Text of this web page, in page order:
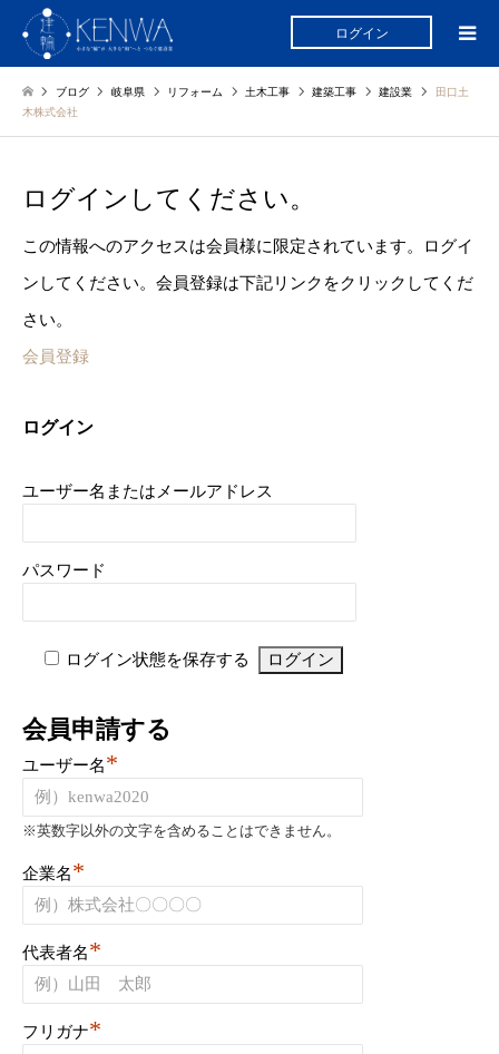
ログイン
ブログ 岐阜県 リフォーム 土木工事 建築工事 建設業
田口土
木株式会社
ログインしてください。
この情報へのアクセスは会員様に限定されています。ログイ
ンしてください。会員登録は下記リンクをクリックしてくだ
さい。
会員登録
ログイン
ユーザー名またはメールアドレス
パスワード
ログイン状態を保存する
会員申請する
ユーザー名*
※英数字以外の文字を含めることはできません。
企業名*
代表者名*
フリガナ*